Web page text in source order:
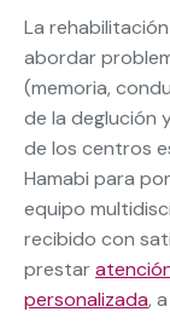
La
abordar
(memoria,
de la deglución
de los centros
Hamabi para
equipo
recibido con
prestar
personalizada,